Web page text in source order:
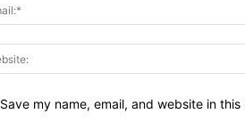
Save my name, email, and website in